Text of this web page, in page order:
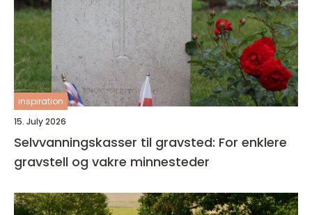
inspiration
15. July 2026
Selvvanningskasser til gravsted: For enklere
gravstell og vakre minnesteder